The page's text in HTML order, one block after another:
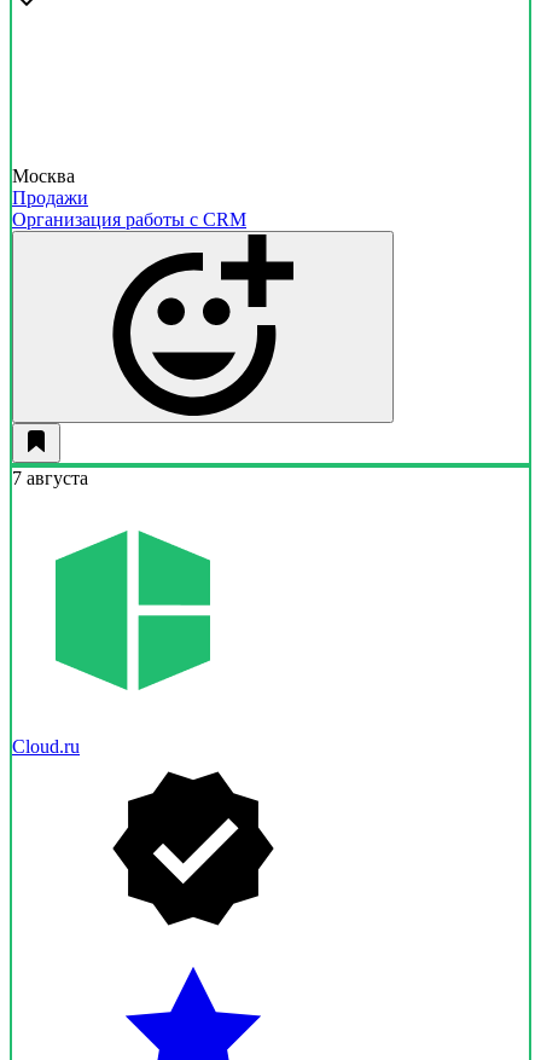
Москва
Продажи
Организация работы с CRM
7 августа
Cloud.ru